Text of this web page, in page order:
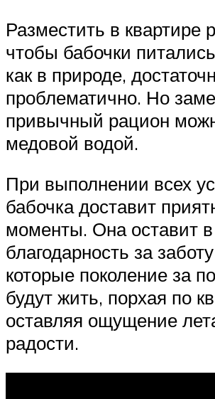
Разместить в квартире
чтобы бабочки
как в природе,
проблематично. Но
привычный рацион
медовой водой.
При выполнении всех
бабочка доставит
моменты. Она оставит в
благодарность за
которые поколение за
будут жить, порхая по
оставляя ощущение
радости.